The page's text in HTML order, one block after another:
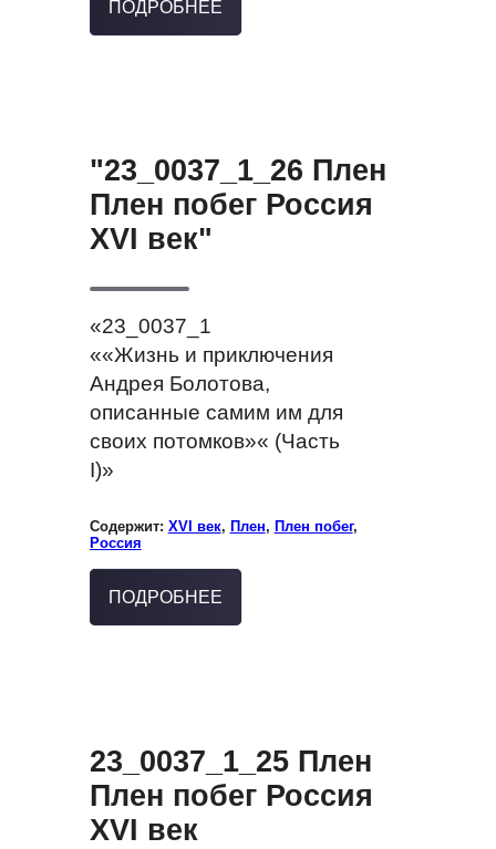
ПОДРОБНЕЕ
"23_0037_1_26 Плен
Плен побег Россия
XVI век"
«23_0037_1
««Жизнь и приключения
Андрея Болотова,
описанные самим им для
своих потомков»« (Часть
I)»
Содержит: XVI век, Плен, Плен побег,
Россия
ПОДРОБНЕЕ
23_0037_1_25 Плен
Плен побег Россия
XVI век